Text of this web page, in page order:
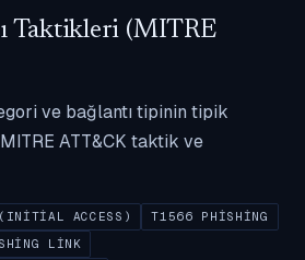
Taktikleri (MITRE
ve bağlantı tipinin tipik
ATT&CK taktik ve
ACCESS)
T1566 PHISHING
LINK